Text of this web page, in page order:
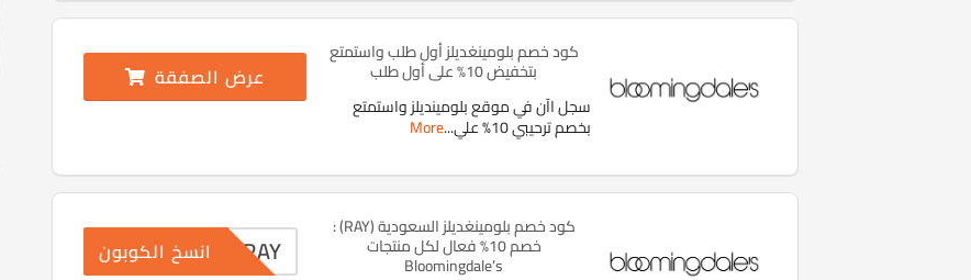
كود خصم بلومينغديلز أول طلب واستمتع
بتخفيض 10% على أول طلب
سجل اآن في موقع بلومينديلز واستمتع
بخصم ترحيبي 10% علي ...
More
عرض الصفقة
كود خصم بلومينغديلز السعودية (RAY) :
خصم 10% فعال لكل منتجات
Bloomingdale’s
RAY انسخ الكوبون